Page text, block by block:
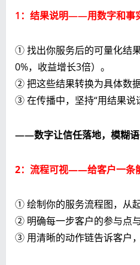
1：结果说明——用数字和事
① 找出你服务后的可量化结
0%，收益增长3倍）。
② 把这些结果转换为具体数据
③ 在传播中，坚持“用结果说
——数字让信任落地，模糊语
2：流程可视——给客户一条
① 绘制你的服务流程图，从起
② 明确每一步客户的参与点与
③ 用清晰的动作链告诉客户，